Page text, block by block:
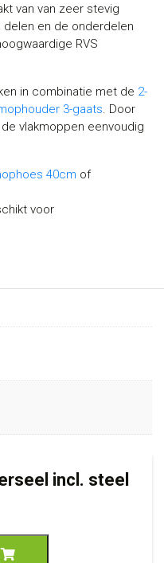
van van zeer stevig
delen en de onderdelen
RVS
in combinatie met de 2-
3-gaats. Door
vlakmoppen eenvoudig
40cm of
voor
incl. steel